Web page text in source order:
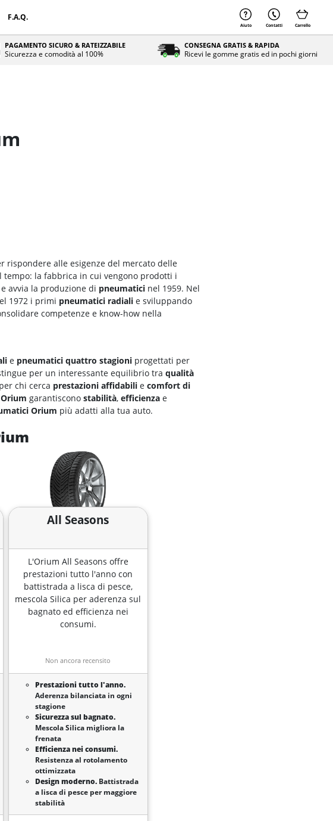
F.A.Q.
Aiuto Contatti Carrello
PAGAMENTO SICURO & RATEIZZABILE
Sicurezza e comodità al 100%
CONSEGNA GRATIS & RAPIDA
Ricevi le gomme gratis ed in pochi giorni
rispondere alle esigenze del mercato delle
la fabbrica in cui vengono prodotti i
avvia la produzione di pneumatici nel 1959. Nel
1972 i primi pneumatici radiali e sviluppando
competenze e know-how nella
e pneumatici quattro stagioni progettati per
per un interessante equilibrio tra qualità
chi cerca prestazioni affidabili e comfort di
garantiscono stabilità, efficienza e
Orium più adatti alla tua auto.
All Seasons
L'Orium All Seasons offre
prestazioni tutto l'anno con
battistrada a lisca di pesce,
mescola Silica per aderenza sul
bagnato ed efficienza nei
consumi.
Non ancora recensito
Prestazioni tutto l'anno.
Aderenza bilanciata in ogni
stagione
Sicurezza sul bagnato.
Mescola Silica migliora la
frenata
Efficienza nei consumi.
Resistenza al rotolamento
ottimizzata
Design moderno. Battistrada
a lisca di pesce per maggiore
stabilità